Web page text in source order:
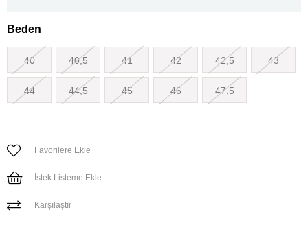
Beden
40 40,5 41 42 42,5 43
44 44,5 45 46 47,5
Favorilere Ekle
İstek Listeme Ekle
Karşılaştır